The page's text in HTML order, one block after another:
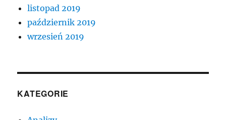
listopad 2019
październik 2019
wrzesień 2019
KATEGORIE